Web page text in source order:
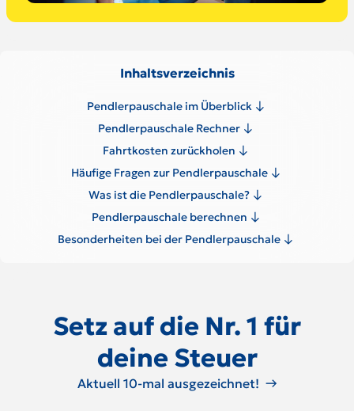
Inhaltsverzeichnis
Pendlerpauschale im Überblick
Pendlerpauschale Rechner
Fahrtkosten zurückholen
Häufige Fragen zur Pendlerpauschale
Was ist die Pendlerpauschale?
Pendlerpauschale berechnen
Besonderheiten bei der Pendlerpauschale
Setz auf die Nr. 1 für
deine Steuer
Aktuell 10-mal ausgezeichnet!